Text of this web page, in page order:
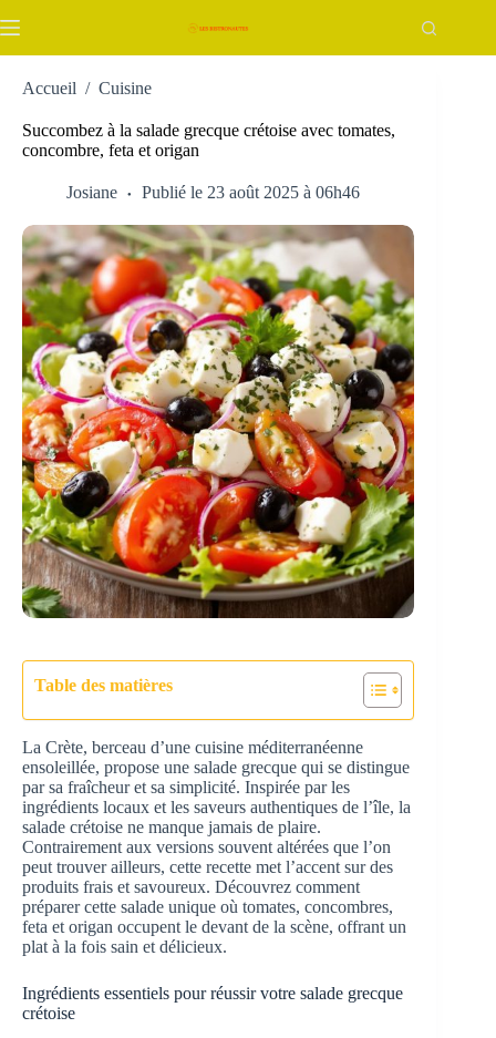
au
Accueil / Cuisine
Succombez à la salade grecque crétoise avec tomates,
concombre, feta et origan
Josiane Publié le 23 août 2025 à 06h46
Table des matières
La Crète, berceau d’une cuisine méditerranéenne
ensoleillée, propose une salade grecque qui se distingue
par sa fraîcheur et sa simplicité. Inspirée par les
ingrédients locaux et les saveurs authentiques de l’île, la
salade crétoise ne manque jamais de plaire.
Contrairement aux versions souvent altérées que l’on
peut trouver ailleurs, cette recette met l’accent sur des
produits frais et savoureux. Découvrez comment
préparer cette salade unique où tomates, concombres,
feta et origan occupent le devant de la scène, offrant un
plat à la fois sain et délicieux.
Ingrédients essentiels pour réussir votre salade grecque
crétoise